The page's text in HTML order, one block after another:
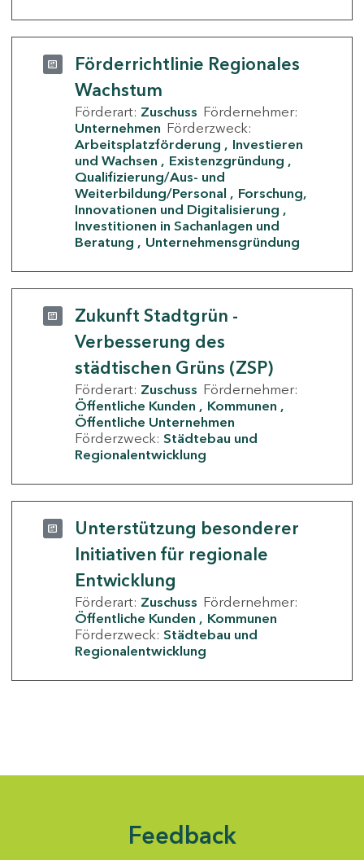
Förderrichtlinie Regionales
Wachstum
Förderart: Zuschuss Fördernehmer:
Unternehmen Förderzweck:
Arbeitsplatzförderung
Investieren
und Wachsen
Existenzgründung
Qualifizierung/Aus- und
Weiterbildung/Personal
Forschung,
Innovationen und Digitalisierung
Investitionen in Sachanlagen und
Beratung
Unternehmensgründung
Zukunft Stadtgrün -
Verbesserung des
städtischen Grüns (ZSP)
Förderart: Zuschuss Fördernehmer:
Öffentliche Kunden
Kommunen
Öffentliche Unternehmen
Förderzweck: Städtebau und
Regionalentwicklung
Unterstützung besonderer
Initiativen für regionale
Entwicklung
Förderart: Zuschuss Fördernehmer:
Öffentliche Kunden
Kommunen
Förderzweck: Städtebau und
Regionalentwicklung
Feedback